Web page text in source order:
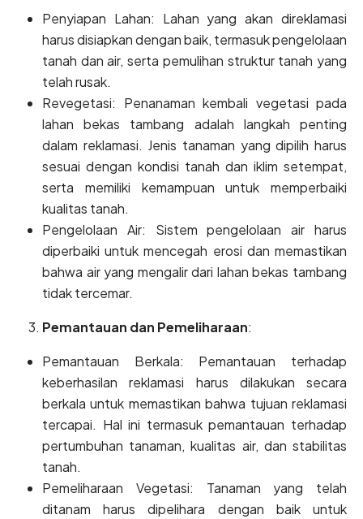
Penyiapan Lahan: Lahan yang akan direklamasi
harus disiapkan dengan baik, termasuk pengelolaan
tanah dan air, serta pemulihan struktur tanah yang
telah rusak.
Revegetasi: Penanaman kembali vegetasi pada
lahan bekas tambang adalah langkah penting
dalam reklamasi. Jenis tanaman yang dipilih harus
sesuai dengan kondisi tanah dan iklim setempat,
serta memiliki kemampuan untuk memperbaiki
kualitas tanah.
Pengelolaan Air: Sistem pengelolaan air harus
diperbaiki untuk mencegah erosi dan memastikan
bahwa air yang mengalir dari lahan bekas tambang
tidak tercemar.
Pemantauan dan Pemeliharaan:
Pemantauan Berkala: Pemantauan terhadap
keberhasilan reklamasi harus dilakukan secara
berkala untuk memastikan bahwa tujuan reklamasi
tercapai. Hal ini termasuk pemantauan terhadap
pertumbuhan tanaman, kualitas air, dan stabilitas
tanah.
Pemeliharaan Vegetasi: Tanaman yang telah
ditanam harus dipelihara dengan baik untuk